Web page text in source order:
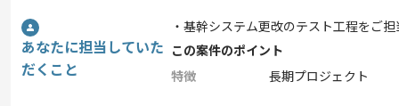
あなたに担当していた
だくこと
・基幹システム更改のテスト工程をご
この案件のポイント
特徴
長期プロジェクト